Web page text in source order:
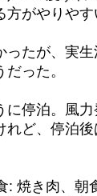
がやりやす
たが、実
った。
停泊。風
ど、停泊
焼き肉、朝